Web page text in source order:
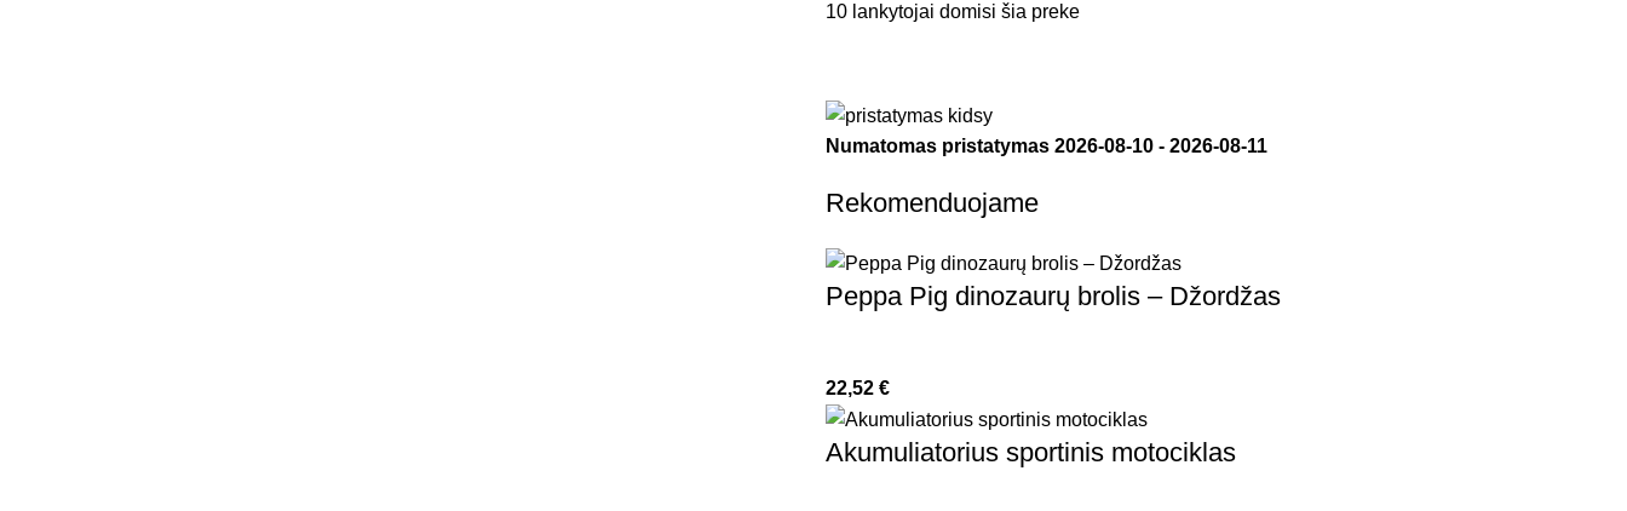
10 lankytojai domisi šia preke
Numatomas pristatymas 2026-08-10 - 2026-08-11
Rekomenduojame
Peppa Pig dinozaurų brolis – Džordžas
22,52 €
Akumuliatorius sportinis motociklas